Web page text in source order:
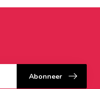
Abonneer